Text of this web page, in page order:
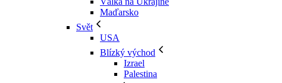
Maďarsko
Svět
USA
Blízký východ
Izrael
Palestina